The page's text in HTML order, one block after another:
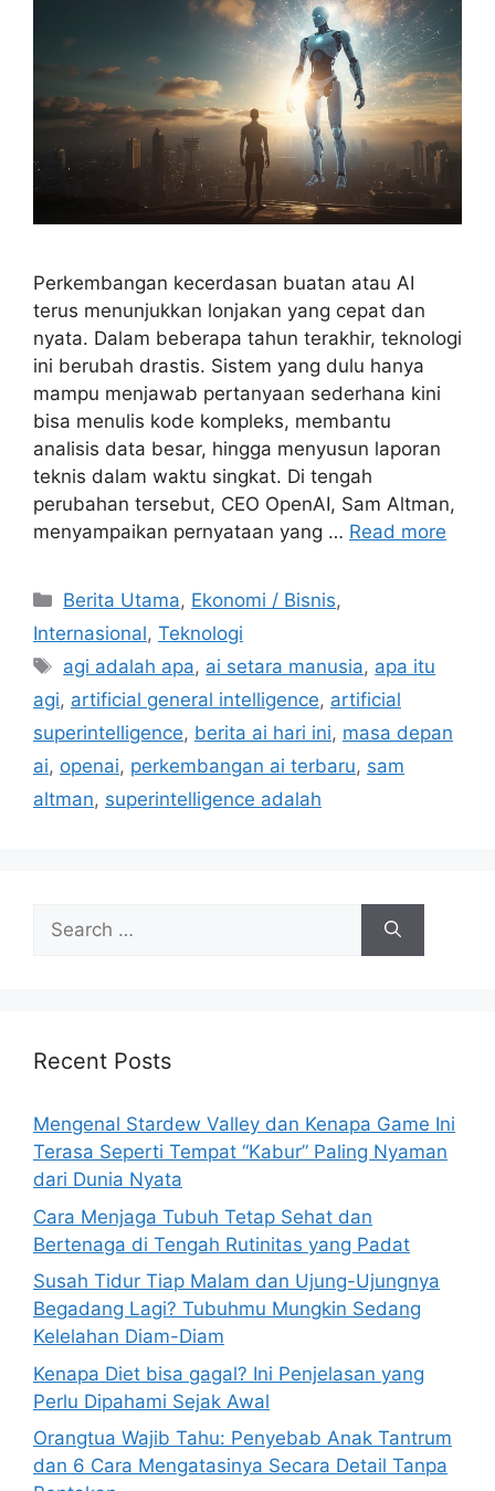
Perkembangan kecerdasan buatan atau AI
terus menunjukkan lonjakan yang cepat dan
nyata. Dalam beberapa tahun terakhir, teknologi
ini berubah drastis. Sistem yang dulu hanya
mampu menjawab pertanyaan sederhana kini
bisa menulis kode kompleks, membantu
analisis data besar, hingga menyusun laporan
teknis dalam waktu singkat. Di tengah
perubahan tersebut, CEO OpenAI, Sam Altman,
menyampaikan pernyataan yang … Read more
C
a
e
g
o
r
i
Berita Utama, Ekonomi / Bisnis,
Internasional, Teknologi
T
s
agi adalah apa, ai setara manusia, apa itu
agi, artificial general intelligence, artificial
superintelligence, berita ai hari ini, masa depan
ai, openai, perkembangan ai terbaru, sam
altman, superintelligence adalah
h
r
:
Recent Posts
Mengenal Stardew Valley dan Kenapa Game Ini
Terasa Seperti Tempat “Kabur” Paling Nyaman
dari Dunia Nyata
Cara Menjaga Tubuh Tetap Sehat dan
Bertenaga di Tengah Rutinitas yang Padat
Susah Tidur Tiap Malam dan Ujung-Ujungnya
Begadang Lagi? Tubuhmu Mungkin Sedang
Kelelahan Diam-Diam
Kenapa Diet bisa gagal? Ini Penjelasan yang
Perlu Dipahami Sejak Awal
Orangtua Wajib Tahu: Penyebab Anak Tantrum
dan 6 Cara Mengatasinya Secara Detail Tanpa